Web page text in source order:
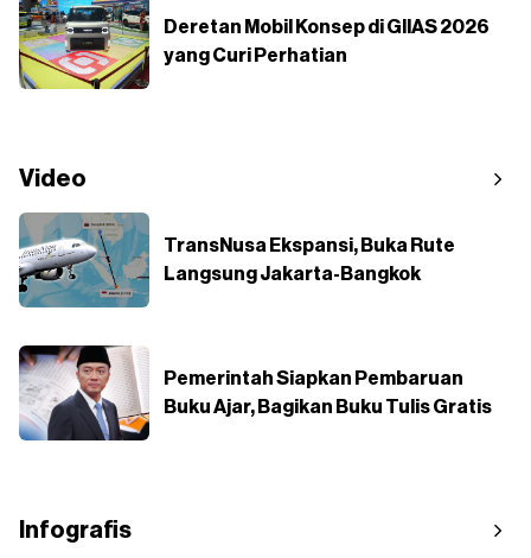
Deretan Mobil Konsep di GIIAS 2026
yang Curi Perhatian
Video
TransNusa Ekspansi, Buka Rute
Langsung Jakarta-Bangkok
Pemerintah Siapkan Pembaruan
Buku Ajar, Bagikan Buku Tulis Gratis
Infografis